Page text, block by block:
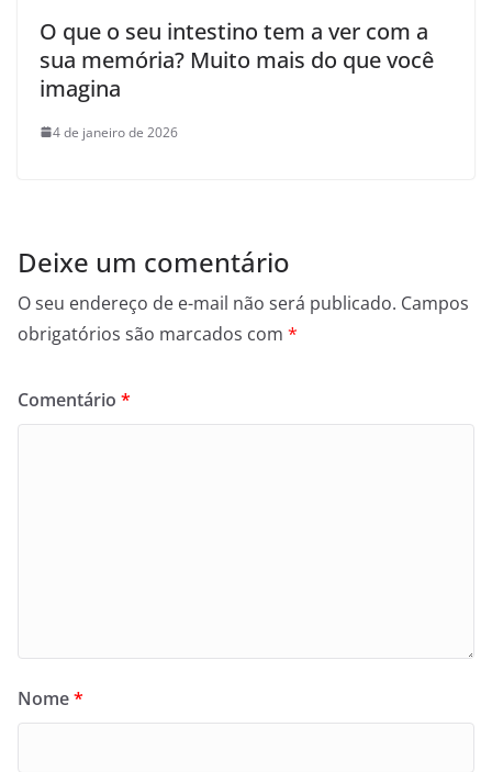
O que o seu intestino tem a ver com a
sua memória? Muito mais do que você
imagina
4 de janeiro de 2026
Deixe um comentário
O seu endereço de e-mail não será publicado. Campos
obrigatórios são marcados com *
Comentário *
Nome*